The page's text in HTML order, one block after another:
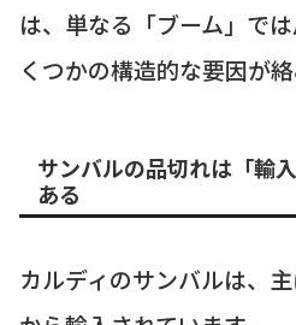
は、単なる「ブーム」で
くつかの構造的な要因が絡
サンバルの品切れは「輸
ある
カルディのサンバルは、